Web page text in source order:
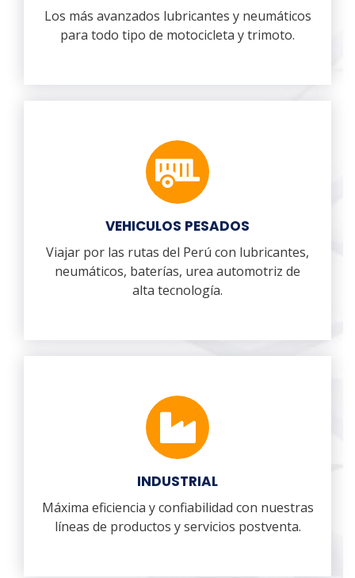
Los más avanzados lubricantes y neumáticos
para todo tipo de motocicleta y trimoto.
VEHICULOS PESADOS
Viajar por las rutas del Perú con lubricantes,
neumáticos, baterías, urea automotriz de
alta tecnología.
INDUSTRIAL
Máxima eficiencia y confiabilidad con nuestras
líneas de productos y servicios postventa.